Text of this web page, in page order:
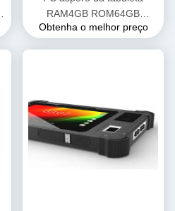
RAM4GB ROM64GB
Android de Android 11 GMS
Obtenha o melhor preço